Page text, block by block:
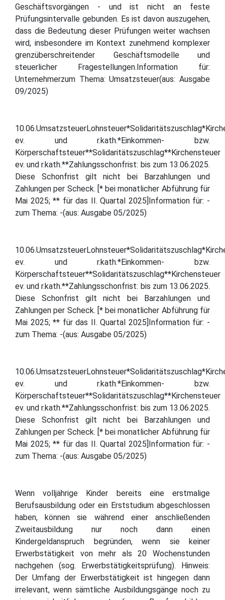
Geschäftsvorgängen - und ist nicht an feste
Prüfungsintervalle gebunden. Es ist davon auszugehen,
dass die Bedeutung dieser Prüfungen weiter wachsen
wird, insbesondere im Kontext zunehmend komplexer
grenzüberschreitender Geschäftsmodelle und
steuerlicher Fragestellungen.Information für:
Unternehmerzum Thema: Umsatzsteuer(aus: Ausgabe
09/2025)
ev. und r.kath.*Einkommen- bzw.
Körperschaftsteuer**Solidaritätszuschlag**Kirchensteuer
ev. und r.kath.**Zahlungsschonfrist: bis zum 13.06.2025.
Diese Schonfrist gilt nicht bei Barzahlungen und
Zahlungen per Scheck. [* bei monatlicher Abführung für
Mai 2025; ** für das II. Quartal 2025]Information für: -
zum Thema: -(aus: Ausgabe 05/2025)
ev. und r.kath.*Einkommen- bzw.
Körperschaftsteuer**Solidaritätszuschlag**Kirchensteuer
ev. und r.kath.**Zahlungsschonfrist: bis zum 13.06.2025.
Diese Schonfrist gilt nicht bei Barzahlungen und
Zahlungen per Scheck. [* bei monatlicher Abführung für
Mai 2025; ** für das II. Quartal 2025]Information für: -
zum Thema: -(aus: Ausgabe 05/2025)
ev. und r.kath.*Einkommen- bzw.
Körperschaftsteuer**Solidaritätszuschlag**Kirchensteuer
ev. und r.kath.**Zahlungsschonfrist: bis zum 13.06.2025.
Diese Schonfrist gilt nicht bei Barzahlungen und
Zahlungen per Scheck. [* bei monatlicher Abführung für
Mai 2025; ** für das II. Quartal 2025]Information für: -
zum Thema: -(aus: Ausgabe 05/2025)
Wenn volljährige Kinder bereits eine erstmalige
Berufsausbildung oder ein Erststudium abgeschlossen
haben, können sie während einer anschließenden
Zweitausbildung nur noch dann einen
Kindergeldanspruch begründen, wenn sie keiner
Erwerbstätigkeit von mehr als 20 Wochenstunden
nachgehen (sog. Erwerbstätigkeitsprüfung). Hinweis:
Der Umfang der Erwerbstätigkeit ist hingegen dann
irrelevant, wenn sämtliche Ausbildungsgänge noch zu